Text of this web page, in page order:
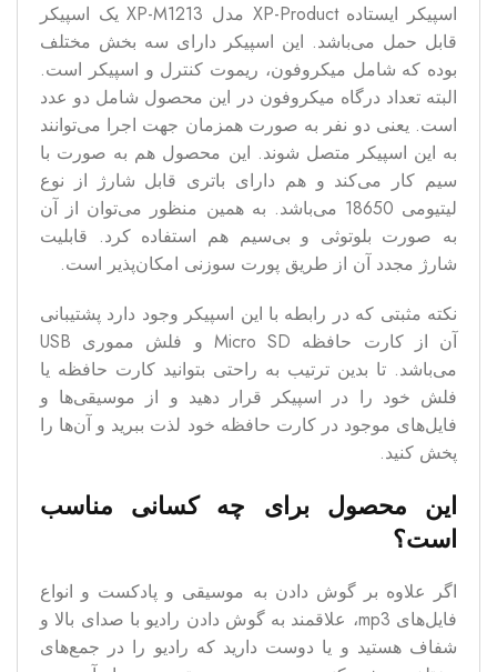
اسپیکر ایستاده XP-Product مدل XP-M1213 یک اسپیکر
قابل حمل می‌باشد. این اسپیکر دارای سه بخش مختلف
بوده که شامل میکروفون، ریموت کنترل و اسپیکر است.
البته تعداد درگاه میکروفون در این محصول شامل دو عدد
است. یعنی دو نفر به صورت همزمان جهت اجرا می‌توانند
به این اسپیکر متصل شوند. این محصول هم به صورت با
سیم کار می‌کند و هم دارای باتری قابل شارژ از نوع
لیتیومی 18650 می‌باشد. به همین منظور می‌توان از آن
به صورت بلوتوثی و بی‌سیم هم استفاده کرد. قابلیت
شارژ مجدد آن از طریق پورت سوزنی امکان‌پذیر است.
نکته مثبتی که در رابطه با این اسپیکر وجود دارد پشتیبانی
آن از کارت حافظه Micro SD و فلش مموری USB
می‌باشد‌. تا بدین ترتیب به راحتی بتوانید کارت حافظه یا
فلش خود را در اسپیکر قرار دهید و از موسیقی‌ها و
فایل‌های موجود در کارت حافظه خود لذت ببرید و آن‌ها را
پخش کنید.
این محصول برای چه کسانی مناسب
است؟
اگر علاوه بر گوش دادن به موسیقی و پادکست و انواع
فایل‌های mp3، علاقمند به گوش دادن رادیو با صدای بالا و
شفاف هستید و یا دوست دارید که رادیو را در جمع‌های